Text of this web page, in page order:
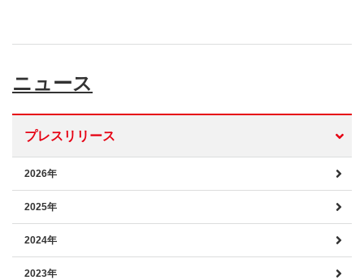
ニュース
プレスリリース
2026年
2025年
2024年
2023年